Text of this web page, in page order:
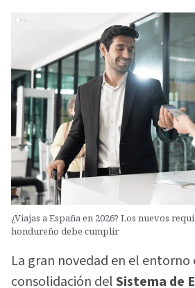
¿Viajas a España en 2026? Los nuevos
hondureño debe cumplir
La gran novedad en el entorno
consolidación delSistema de